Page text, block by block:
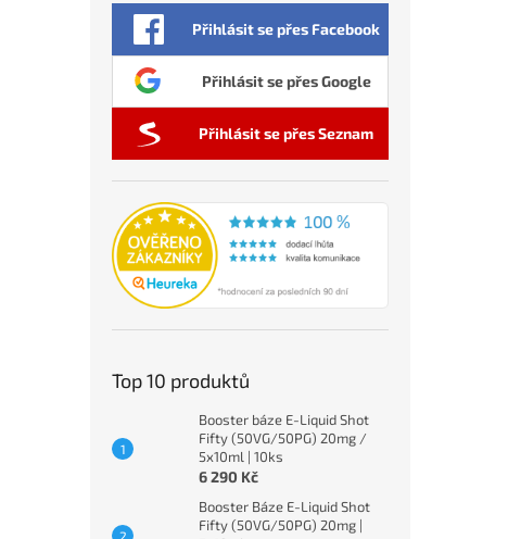
Přihlásit se přes Facebook
Přihlásit se přes Google
Přihlásit se přes Seznam
Top 10 produktů
Booster báze E-Liquid Shot
Fifty (50VG/50PG) 20mg /
5x10ml | 10ks
6 290 Kč
Booster Báze E-Liquid Shot
Fifty (50VG/50PG) 20mg |